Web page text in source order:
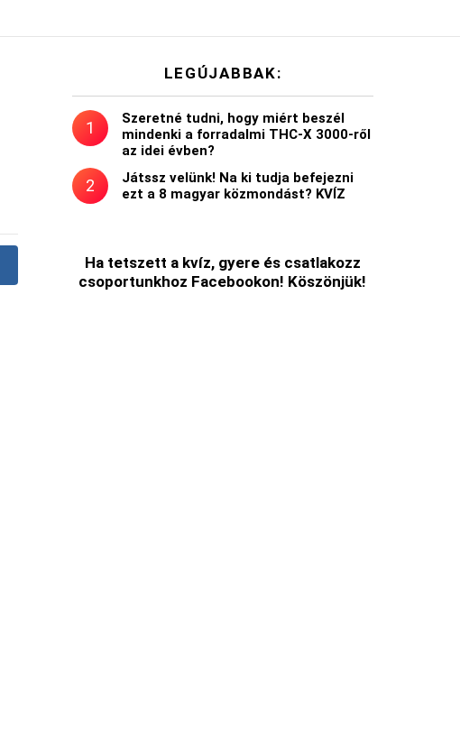
LEGÚJABBAK:
Szeretné tudni, hogy miért beszél
mindenki a forradalmi THC-X 3000-ről
az idei évben?
Játssz velünk! Na ki tudja befejezni
ezt a 8 magyar közmondást? KVÍZ
Ha tetszett a kvíz, gyere és csatlakozz
csoportunkhoz Facebookon! Köszönjük!